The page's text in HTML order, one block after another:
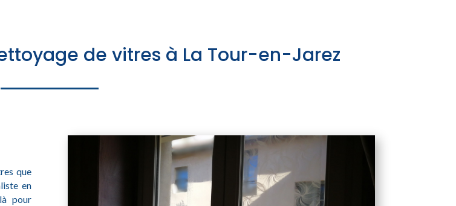
de vitres à La Tour-en-Jarez
que
en
pour